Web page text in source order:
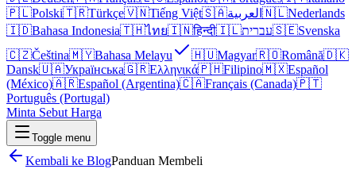
🇵🇱Polski🇹🇷Türkçe🇻🇳Tiếng Việt🇸🇦العربية 🇳🇱Nederlands
🇮🇩Bahasa Indonesia🇹🇭ไทย🇮🇳हिन्दी🇮🇱עברית🇸🇪Svenska
🇨🇿Čeština🇲🇾Bahasa Melayu 🇭🇺Magyar🇷🇴Română🇩🇰
Dansk🇺🇦Українська🇬🇷Ελληνικά🇵🇭Filipino🇲🇽Español
(México)🇦🇷Español (Argentina)🇨🇦Français (Canada)🇵🇹
Português (Portugal)
Minta Sebut Harga
Toggle menu
Kembali ke BlogPanduan Membeli